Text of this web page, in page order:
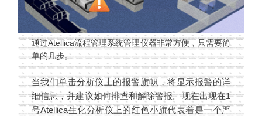
通过Atellica流程管理系统管理仪器非常方便，只需要简
单的几步。
当我们单击分析仪上的报警旗帜，将显示报警的详
细信息，并建议如何排查和解除警报。现在出现在1
号Atellica生化分析仪上的红色小旗代表着是一个严